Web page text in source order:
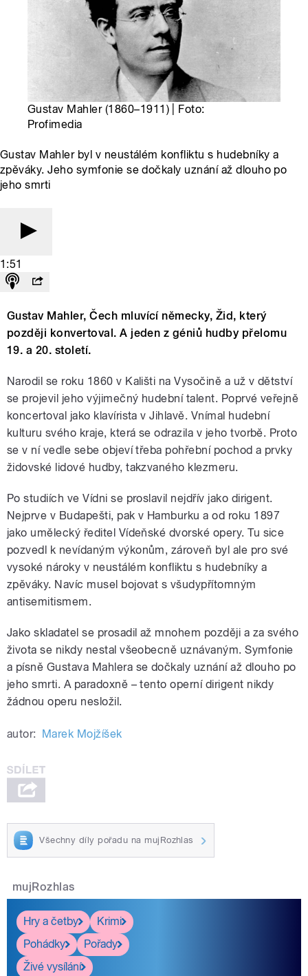
Gustav Mahler (1860–1911) | Foto:
Profimedia
Gustav Mahler byl v neustálém konfliktu s hudebníky a
zpěváky. Jeho symfonie se dočkaly uznání až dlouho po
jeho smrti
1:51
Gustav Mahler, Čech mluvící německy, Žid, který
později konvertoval. A jeden z géniů hudby přelomu
19. a 20. století.
Narodil se roku 1860 v Kališti na Vysočině a už v dětství
se projevil jeho výjimečný hudební talent. Poprvé veřejně
koncertoval jako klavírista v Jihlavě. Vnímal hudební
kulturu svého kraje, která se odrazila v jeho tvorbě. Proto
se v ní vedle sebe objeví třeba pohřební pochod a prvky
židovské lidové hudby, takzvaného klezmeru.
Po studiích ve Vídni se proslavil nejdřív jako dirigent.
Nejprve v Budapešti, pak v Hamburku a od roku 1897
jako umělecký ředitel Vídeňské dvorské opery. Tu sice
pozvedl k nevídaným výkonům, zároveň byl ale pro své
vysoké nároky v neustálém konfliktu s hudebníky a
zpěváky. Navíc musel bojovat s všudypřítomným
antisemitismem.
Jako skladatel se prosadil až mnohem později a za svého
života se nikdy nestal všeobecně uznávaným. Symfonie
a písně Gustava Mahlera se dočkaly uznání až dlouho po
jeho smrti. A paradoxně – tento operní dirigent nikdy
žádnou operu nesložil.
autor: Marek Mojžíšek
Všechny díly pořadu na mujRozhlas
mujRozhlas
Hry a četby
Krimi
Pohádky
Pořady
Živé vysílání